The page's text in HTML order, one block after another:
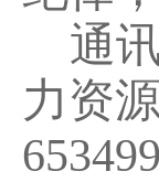
通
力资
653499